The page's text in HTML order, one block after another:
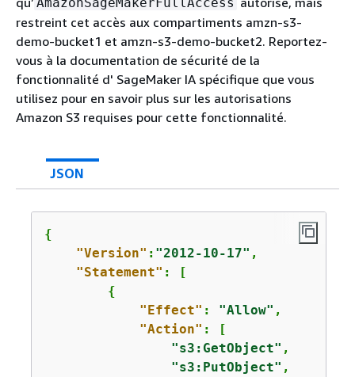
restreint cet accès aux compartiments amzn-s3-
demo-bucket1 et amzn-s3-demo-bucket2. Reportez-
vous à la documentation de sécurité de la
fonctionnalité d' SageMaker IA spécifique que vous
utilisez pour en savoir plus sur les autorisations
Amazon S3 requises pour cette fonctionnalité.
JSON
{
"Version" : "2012-10-17" ,
"Statement" : [
{
"Effect" : "Allow" ,
"Action" : [
"s3:GetObject" ,
"s3:PutObject" ,